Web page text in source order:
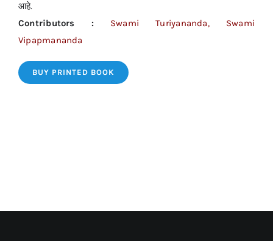
आहे.
Contributors :
Swami Turiyananda, Swami
Vipapmananda
BUY PRINTED BOOK